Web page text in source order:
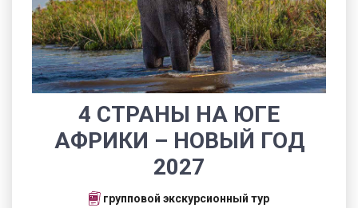
4 СТРАНЫ НА ЮГЕ
АФРИКИ – НОВЫЙ ГОД
2027
групповой экскурсионный тур